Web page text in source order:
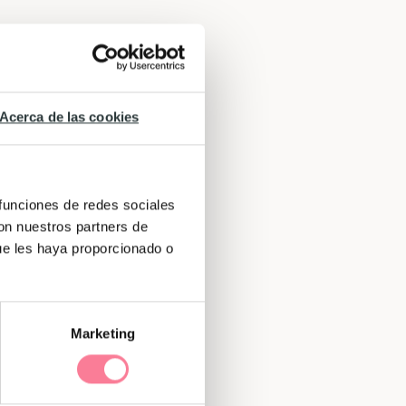
Acerca de las cookies
de redes sociales
nuestros partners de
les haya proporcionado o
Marketing